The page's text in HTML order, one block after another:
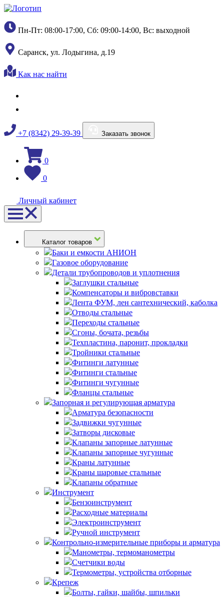
Пн-Пт: 08:00-17:00, Сб: 09:00-14:00, Вс: выходной
Саранск, ул. Лодыгина, д.19
Как нас найти
+7 (8342) 29-39-39 Заказать звонок
0
0
Личный кабинет
Каталог товаров
Баки и емкости АНИОН
Газовое оборудование
Детали трубопроводов и уплотнения
Заглушки стальные
Компенсаторы и вибровставки
Лента ФУМ, лен сантехнический, каболка
Отводы стальные
Переходы стальные
Сгоны, бочата, резьбы
Техпластина, паронит, прокладки
Тройники стальные
Фитинги латунные
Фитинги стальные
Фитинги чугунные
Фланцы стальные
Запорная и регулирующая арматура
Арматура безопасности
Задвижки чугунные
Затворы дисковые
Клапаны запорные латунные
Клапаны запорные чугунные
Краны латунные
Краны шаровые стальные
Клапаны обратные
Инструмент
Бензоинструмент
Расходные материалы
Электроинструмент
Ручной инструмент
Контрольно-измерительные приборы и арматура
Манометры, термоманометры
Счетчики воды
Термометры, устройства отборные
Крепеж
Болты, гайки, шайбы, шпильки